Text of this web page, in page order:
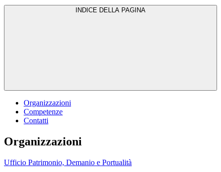
Organizzazioni
Competenze
Contatti
Organizzazioni
Ufficio Patrimonio, Demanio e Portualità